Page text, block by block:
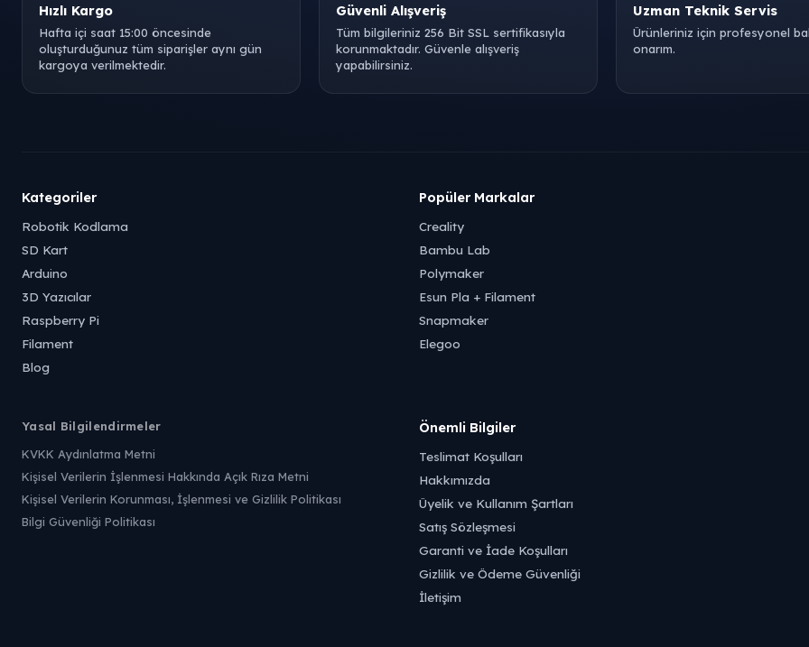
Hızlı Kargo
Hafta içi saat 15:00 öncesinde
oluşturduğunuz tüm siparişler aynı gün
kargoya verilmektedir.
Güvenli Alışveriş
Tüm bilgileriniz 256 Bit SSL sertifikasıyla
korunmaktadır. Güvenle alışveriş
yapabilirsiniz.
Uzman Teknik Servis
Ürünleriniz için profesyonel
onarım.
Kategoriler
Robotik Kodlama
SD Kart
Arduino
3D Yazıcılar
Raspberry Pi
Filament
Blog
Popüler Markalar
Creality
Bambu Lab
Polymaker
Esun Pla + Filament
Snapmaker
Elegoo
Yasal Bilgilendirmeler
KVKK Aydınlatma Metni
Kişisel Verilerin İşlenmesi Hakkında Açık Rıza Metni
Kişisel Verilerin Korunması, İşlenmesi ve Gizlilik Politikası
Bilgi Güvenliği Politikası
Önemli Bilgiler
Teslimat Koşulları
Hakkımızda
Üyelik ve Kullanım Şartları
Satış Sözleşmesi
Garanti ve İade Koşulları
Gizlilik ve Ödeme Güvenliği
İletişim